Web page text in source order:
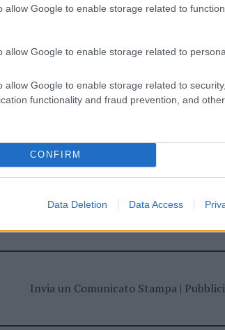
allow Google to enable storage related to
allow Google to enable storage related to
allow Google to enable storage related to
functionality and fraud prevention, and
CONFIRM
Data Deletion Data Access
news da
Prossimo articolo
Invia un Comunicato Stampa|